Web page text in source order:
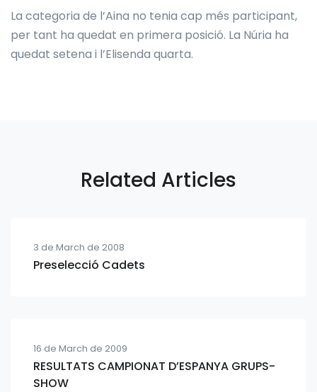
La categoria de l’Aina no tenia cap més participant,
per tant ha quedat en primera posició. La Núria ha
quedat setena i l’Elisenda quarta.
Related Articles
3 de March de 2008
Preselecció Cadets
16 de March de 2009
RESULTATS CAMPIONAT D’ESPANYA GRUPS-
SHOW